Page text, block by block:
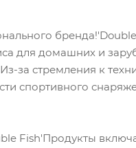
для домашних и
за стремления к
спортивного
Fish'Продукты